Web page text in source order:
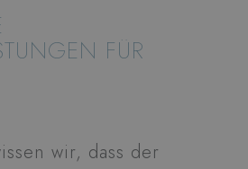
FÜR
wir, dass der